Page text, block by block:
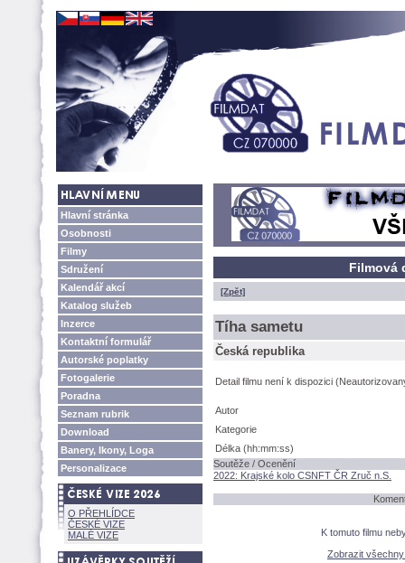
Hlavní stránka
Osobnosti
Filmy
Sdružení
Kalendář akcí
Katalog služeb
Inzerce
Kontaktní formulář
Autorské poplatky
Fotogalerie
Poradna
Seznam rubrik
Download
Banery, Ikony, Loga
Personalizace
O PŘEHLÍDCE
ČESKÉ VIZE
MALÉ VIZE
Filmová
[Zpět]
Tíha sametu
Česká republika
Detail filmu není k dispozici
Autor
Kategorie
Délka (hh:mm:ss)
Soutěže / Ocenění
2022: Krajské kolo CSNFT ČR Zruč n.S.
K tomuto filmu
Zobrazit